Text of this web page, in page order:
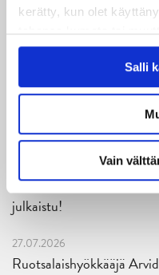
kerätty, kun olet
tahansa kumota tai
käytöstäEvästeet-
Salli
Vain
JYPin kapteenisto
04.08.2026
Joukkueen
mittari luvassa jo heti
JYPin harjoitusottelut
julkaistu!
27.07.2026
Ruotsalaishyökkääjä